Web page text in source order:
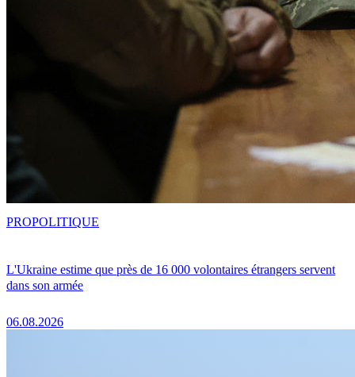
L'Ukraine estime que près de 16 000 volontaires étrangers servent
dans son armée
06.08.2026
PROPOLITIQUE